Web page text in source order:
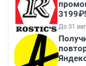
3199₽!
До 31